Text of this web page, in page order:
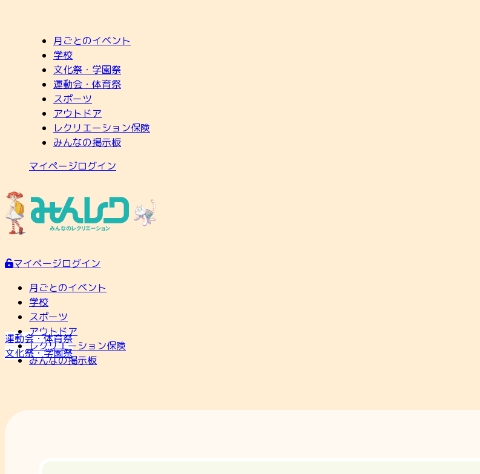
月ごとのイベント
学校
文化祭・学園祭
運動会・体育祭
スポーツ
アウトドア
レクリエーション保険
みんなの掲示板
マイページログイン
マイページログイン
月ごとのイベント
学校
運動会・体育祭
文化祭・学園祭
スポーツ
アウトドア
レクリエーション保険
みんなの掲示板